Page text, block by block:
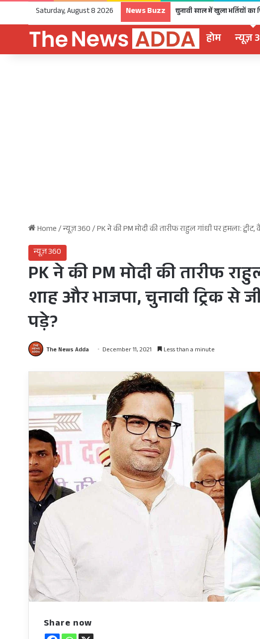
Saturday, August 8 2026 News Buzz
होम न्यूज़
Home/न्यूज़ 360/PK ने की PM मोदी की तारीफ राहुल गांधी पर हमला:
न्यूज़ 360
PK ने की PM मोदी की तारीफ
शाह और भाजपा, चुनावी ट्रिक से
पड़े?
The News Adda December 11, 2021 Less than a minute
Share now